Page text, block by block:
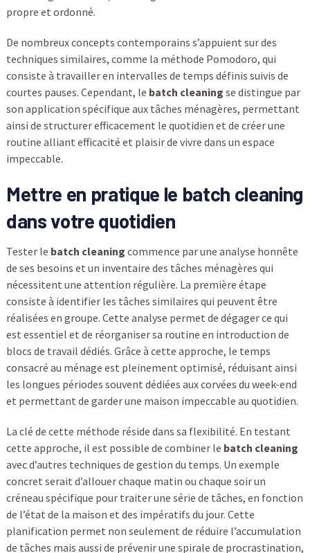
propre et ordonné.
De nombreux concepts contemporains s’appuient sur des
techniques similaires, comme la méthode Pomodoro, qui
consiste à travailler en intervalles de temps définis suivis de
courtes pauses. Cependant, le batch cleaning se distingue par
son application spécifique aux tâches ménagères, permettant
ainsi de structurer efficacement le quotidien et de créer une
routine alliant efficacité et plaisir de vivre dans un espace
impeccable.
Mettre en pratique le batch cleaning
dans votre quotidien
Tester le batch cleaning commence par une analyse honnête
de ses besoins et un inventaire des tâches ménagères qui
nécessitent une attention régulière. La première étape
consiste à identifier les tâches similaires qui peuvent être
réalisées en groupe. Cette analyse permet de dégager ce qui
est essentiel et de réorganiser sa routine en introduction de
blocs de travail dédiés. Grâce à cette approche, le temps
consacré au ménage est pleinement optimisé, réduisant ainsi
les longues périodes souvent dédiées aux corvées du week-end
et permettant de garder une maison impeccable au quotidien.
La clé de cette méthode réside dans sa flexibilité. En testant
cette approche, il est possible de combiner le batch cleaning
avec d’autres techniques de gestion du temps. Un exemple
concret serait d’allouer chaque matin ou chaque soir un
créneau spécifique pour traiter une série de tâches, en fonction
de l’état de la maison et des impératifs du jour. Cette
planification permet non seulement de réduire l’accumulation
de tâches mais aussi de prévenir une spirale de procrastination,